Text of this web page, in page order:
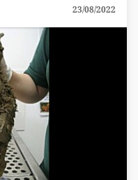
23/08/2022